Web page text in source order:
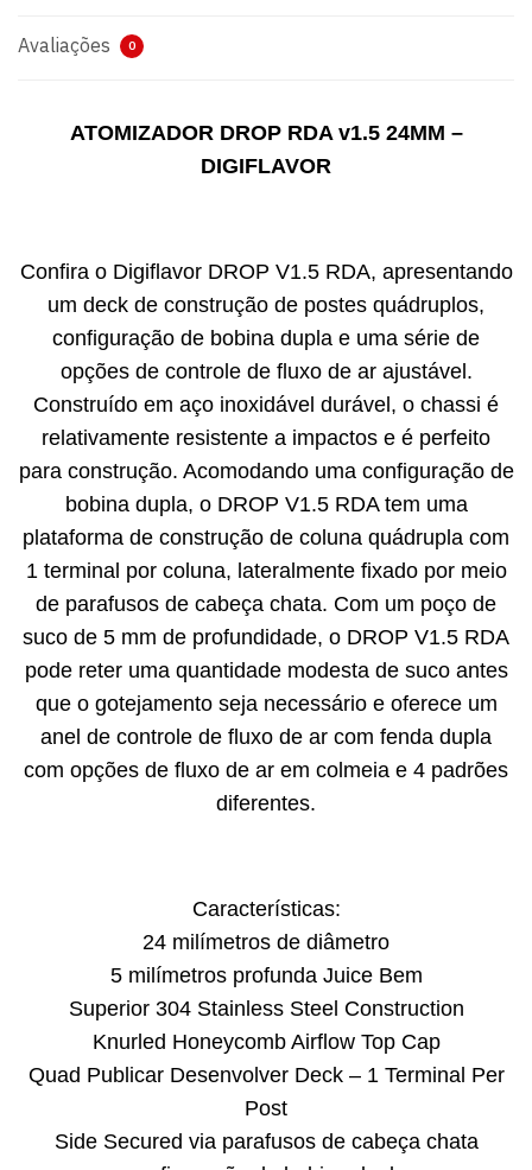
Avaliações 0
ATOMIZADOR DROP RDA v1.5 24MM –
DIGIFLAVOR
Confira o Digiflavor DROP V1.5 RDA, apresentando
um deck de construção de postes quádruplos,
configuração de bobina dupla e uma série de
opções de controle de fluxo de ar ajustável.
Construído em aço inoxidável durável, o chassi é
relativamente resistente a impactos e é perfeito
para construção. Acomodando uma configuração de
bobina dupla, o DROP V1.5 RDA tem uma
plataforma de construção de coluna quádrupla com
1 terminal por coluna, lateralmente fixado por meio
de parafusos de cabeça chata. Com um poço de
suco de 5 mm de profundidade, o DROP V1.5 RDA
pode reter uma quantidade modesta de suco antes
que o gotejamento seja necessário e oferece um
anel de controle de fluxo de ar com fenda dupla
com opções de fluxo de ar em colmeia e 4 padrões
diferentes.
Características:
24 milímetros de diâmetro
5 milímetros profunda Juice Bem
Superior 304 Stainless Steel Construction
Knurled Honeycomb Airflow Top Cap
Quad Publicar Desenvolver Deck – 1 Terminal Per
Post
Side Secured via parafusos de cabeça chata